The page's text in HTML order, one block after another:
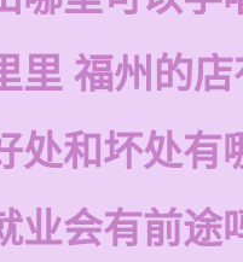
里 福州的
处和坏处有
业会有前途